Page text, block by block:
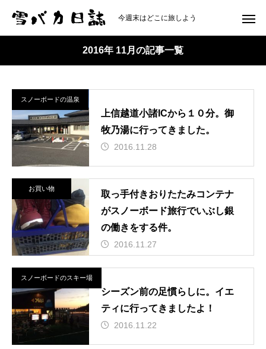
今週末はどこに旅しよう
2016年 11月の記事一覧
スノーボードの温泉
上信越道小諸ICから１０分。御
牧乃湯に行ってきました。
2016.11.28
お買い物
取っ手付きおりたたみコンテナ
がスノーボード旅行でいぶし銀
の働きをする件。
2016.11.27
スノーボードのスキー場
シーズン前の足慣らしに。イエ
ティに行ってきましたよ！
2016.11.22